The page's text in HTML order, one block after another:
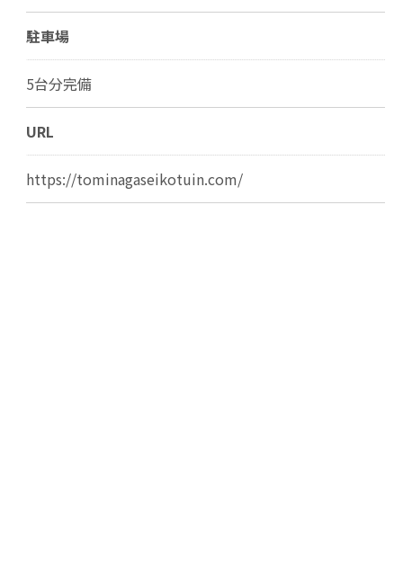
駐車場
5台分完備
URL
https://tominagaseikotuin.com/